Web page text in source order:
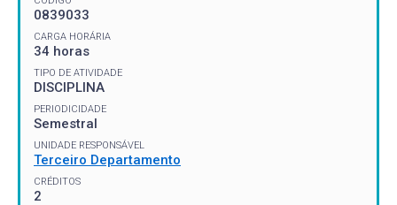
0839033
CARGA HORÁRIA
34 horas
TIPO DE ATIVIDADE
DISCIPLINA
PERIODICIDADE
Semestral
UNIDADE RESPONSÁVEL
Terceiro Departamento
CRÉDITOS
2